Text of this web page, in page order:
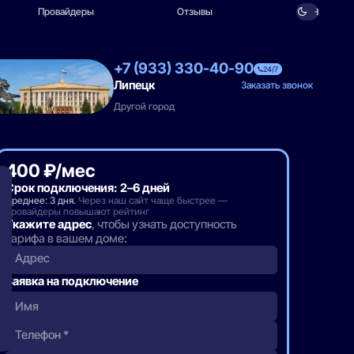
Провайдеры Отзывы
+7 (933) 330-40-90 24/7
Липецк
Заказать звонок
Другой город
400 ₽/мес
Срок подключения: 2–6 дней
Среднее: 3 дня. Через наш сайт чаще быстрее —
провайдеры повышают рейтинг
Укажите адрес, чтобы узнать доступность
тарифа в вашем доме:
Адрес
Заявка на подключение